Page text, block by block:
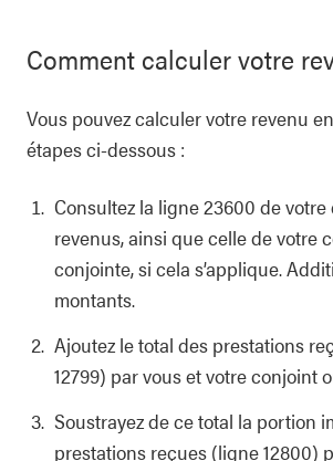
Comment calculer votre
Vous pouvez calculer votre revenu
étapes ci-dessous :
Consultez la ligne 23600 de
revenus, ainsi que celle de votre
conjointe, si cela s’applique.
montants.
Ajoutez le total des prestations
12799) par vous et votre conjoint
Soustrayez de ce total la portion
prestations reçues (ligne 12800)